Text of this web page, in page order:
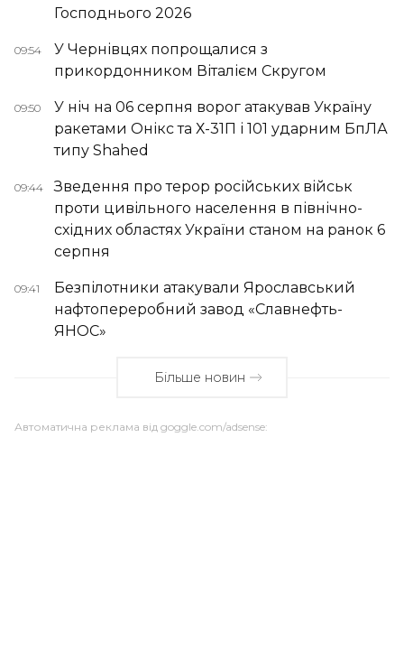
Господнього 2026
09:54
У Чернівцях попрощалися з
прикордонником Віталієм Скругом
09:50
У ніч на 06 серпня ворог атакував Україну
ракетами Онікс та Х-31П і 101 ударним БпЛА
типу Shahed
09:44
Зведення про терор російських військ
проти цивільного населення в північно-
східних областях України станом на ранок 6
серпня
09:41
Безпілотники атакували Ярославський
нафтопереробний завод «Славнефть-
ЯНОС»
Більше новин
Автоматична реклама від goggle.com/adsense: